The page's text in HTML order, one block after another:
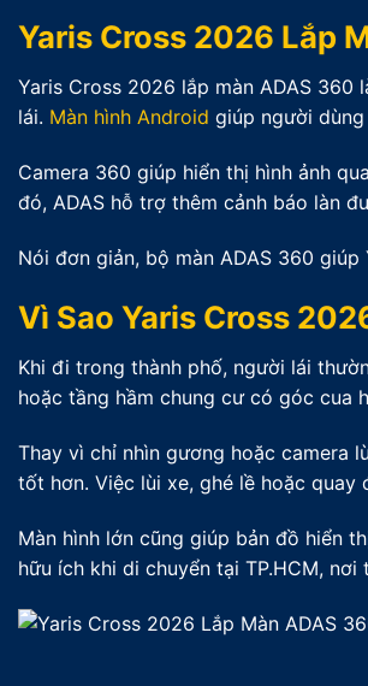
Yaris Cross 2026 Lắp
Yaris Cross 2026 lắp màn ADAS
lái. Màn hình Android giúp người
Camera 360 giúp hiển thị hình ảnh
đó, ADAS hỗ trợ thêm cảnh báo làn
Nói đơn giản, bộ màn ADAS 360
Vì Sao Yaris Cross
Khi đi trong thành phố, người lái
hoặc tầng hầm chung cư có góc cua
Thay vì chỉ nhìn gương hoặc camera
tốt hơn. Việc lùi xe, ghé lề hoặc quay
Màn hình lớn cũng giúp bản đồ hiển
hữu ích khi di chuyển tại TP.HCM,